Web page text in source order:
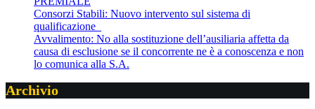
Consorzi Stabili: Nuovo intervento sul sistema di
qualificazione
Avvalimento: No alla sostituzione dell’ausiliaria affetta da
causa di esclusione se il concorrente ne è a conoscenza e non
lo comunica alla S.A.
Archivio